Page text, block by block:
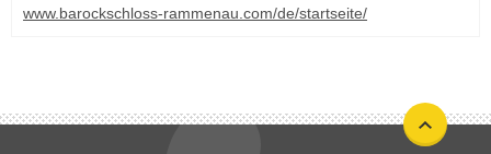
www.barockschloss-rammenau.com/de/startseite/